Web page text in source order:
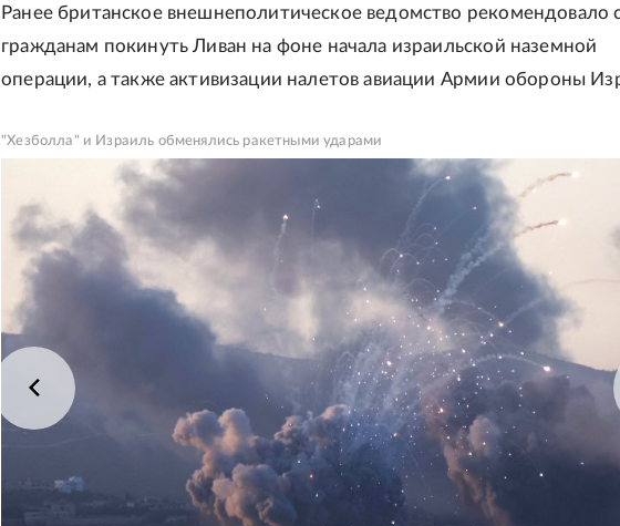
Ранее британское внешнеполитическое ведомство рекомендовало
гражданам покинуть Ливан на фоне начала израильской наземной
операции, а также активизации налетов авиации Армии обороны
"Хезболла" и Израиль обменялись ракетными ударами